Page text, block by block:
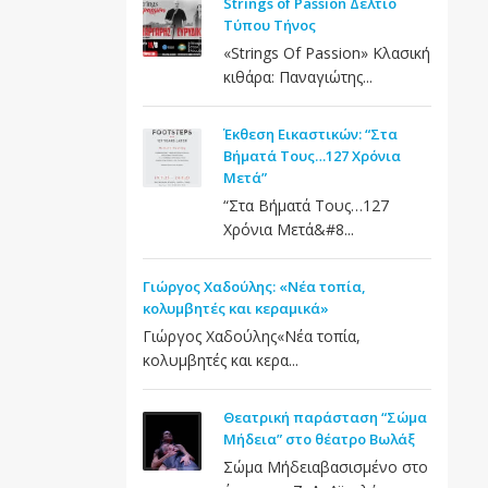
Τύπου Τήνος
«Strings Of Passion» Κλασική
κιθάρα: Παναγιώτης...
Έκθεση Εικαστικών: “Στα
Βήματά Τους…127 Χρόνια
Μετά”
“Στα Βήματά Τους…127
Χρόνια Μετά&#8...
Γιώργος Χαδούλης: «Νέα τοπία,
κολυμβητές και κεραμικά»
Γιώργος Χαδούλης«Νέα τοπία,
κολυμβητές και κερα...
Θεατρική παράσταση “Σώμα
Μήδεια” στο θέατρο Βωλάξ
Σώμα Μήδειαβασισμένο στο